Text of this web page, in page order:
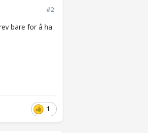
#2
bare for å ha
1